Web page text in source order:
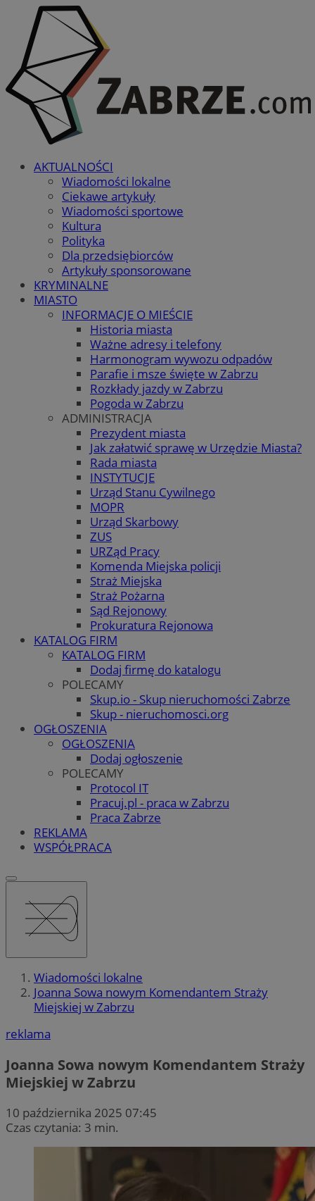
AKTUALNOŚCI
Wiadomości lokalne
Ciekawe artykuły
Wiadomości sportowe
Kultura
Polityka
Dla przedsiębiorców
Artykuły sponsorowane
KRYMINALNE
MIASTO
INFORMACJE O MIEŚCIE
Historia miasta
Ważne adresy i telefony
Harmonogram wywozu odpadów
Parafie i msze święte w Zabrzu
Rozkłady jazdy w Zabrzu
Pogoda w Zabrzu
ADMINISTRACJA
Prezydent miasta
Jak załatwić sprawę w Urzędzie Miasta?
Rada miasta
INSTYTUCJE
Urząd Stanu Cywilnego
MOPR
Urząd Skarbowy
ZUS
URZąd Pracy
Komenda Miejska policji
Straż Miejska
Straż Pożarna
Sąd Rejonowy
Prokuratura Rejonowa
KATALOG FIRM
KATALOG FIRM
Dodaj firmę do katalogu
POLECAMY
Skup.io - Skup nieruchomości Zabrze
Skup - nieruchomosci.org
OGŁOSZENIA
OGŁOSZENIA
Dodaj ogłoszenie
POLECAMY
Protocol IT
Pracuj.pl - praca w Zabrzu
Praca Zabrze
REKLAMA
WSPÓŁPRACA
Wiadomości lokalne
Joanna Sowa nowym Komendantem Straży
Miejskiej w Zabrzu
reklama
Joanna Sowa nowym Komendantem Straży
Miejskiej w Zabrzu
10 października 2025 07:45
Czas czytania: 3 min.